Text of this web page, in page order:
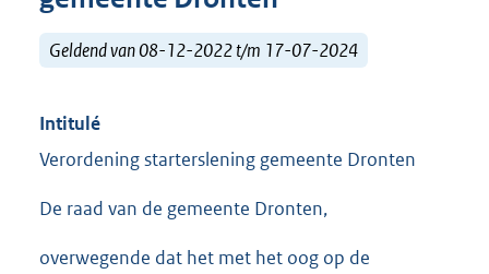
Geldend van 08-12-2022 t/m 17-07-2024
Intitulé
Verordening starterslening gemeente Dronten
De raad van de gemeente Dronten,
overwegende dat het met het oog op de